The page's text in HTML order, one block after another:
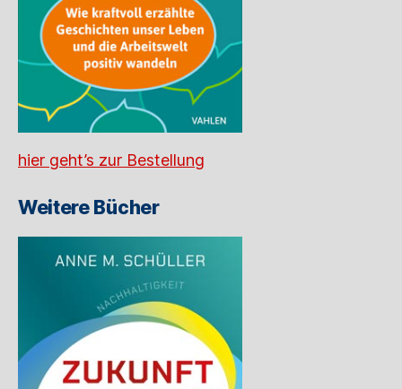
hier geht’s zur Bestellung
Weitere Bücher